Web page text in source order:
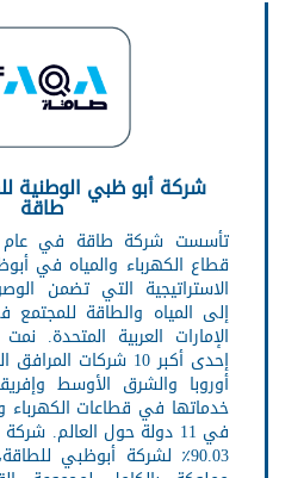
شركة أبو ظبي الوطنية
طاقة
قطاع الكهرباء والمياه في
الاستراتيجية التي تضمن
إلى المياه والطاقة
الإمارات العربية المتحدة.
إحدى أكبر 10 شركات
أوروبا والشرق الأوسط
خدماتها في قطاعات الكهرباء
في 11 دولة حول العالم.
90.03٪ لشركة أبوظبي